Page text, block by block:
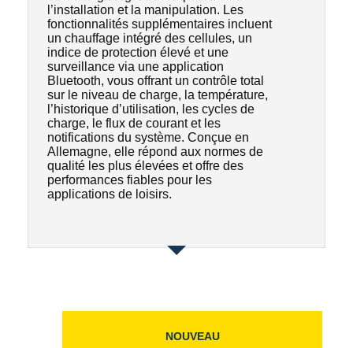
l’installation et la manipulation. Les
fonctionnalités supplémentaires incluent
un chauffage intégré des cellules, un
indice de protection élevé et une
surveillance via une application
Bluetooth, vous offrant un contrôle total
sur le niveau de charge, la température,
l’historique d’utilisation, les cycles de
charge, le flux de courant et les
notifications du système. Conçue en
Allemagne, elle répond aux normes de
qualité les plus élevées et offre des
performances fiables pour les
applications de loisirs.
NOUVEAU